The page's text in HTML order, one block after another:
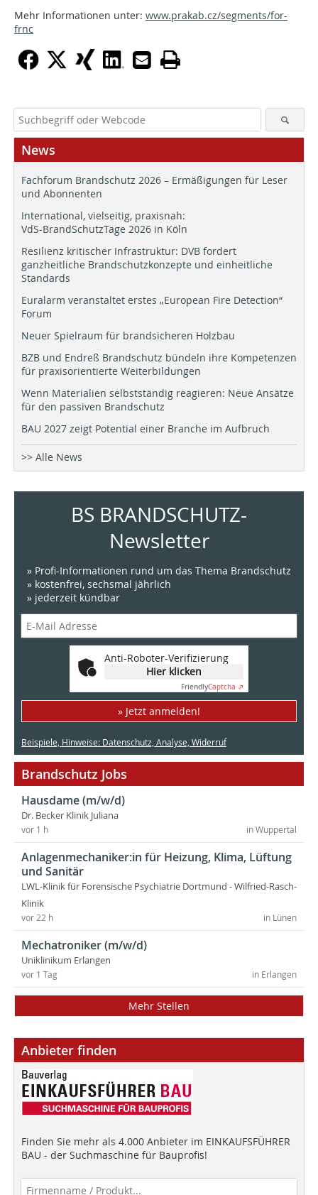
Mehr Informationen unter: www.prakab.cz/segments/for-
frnc
News
Fachforum Brandschutz 2026 – Ermäßigungen für Leser
und Abonnenten
International, vielseitig, praxisnah:
VdS-BrandSchutzTage 2026 in Köln
Resilienz kritischer Infrastruktur: DVB fordert
ganzheitliche Brandschutzkonzepte und einheitliche
Standards
Euralarm veranstaltet erstes „European Fire Detection“
Forum
Neuer Spielraum für brandsicheren Holzbau
BZB und Endreß Brandschutz bündeln ihre Kompetenzen
für praxisorientierte Weiterbildungen
Wenn Materialien selbstständig reagieren: Neue Ansätze
für den passiven Brandschutz
BAU 2027 zeigt Potential einer Branche im Aufbruch
>> Alle News
BS BRANDSCHUTZ-
Newsletter
» Profi-Informationen rund um das Thema Brandschutz
» kostenfrei, sechsmal jährlich
» jederzeit kündbar
Anti-Roboter-Verifizierung
Hier klicken
FriendlyCaptcha ⇗
» Jetzt anmelden!
Beispiele, Hinweise: Datenschutz, Analyse, Widerruf
Brandschutz Jobs
Hausdame (m/w/d)
Dr. Becker Klinik Juliana
in Wuppertal
vor 1 h
Anlagenmechaniker:in für Heizung, Klima, Lüftung
und Sanitär
LWL-Klinik für Forensische Psychiatrie Dortmund - Wilfried-Rasch-
Klinik
in Lünen
vor 22 h
Mechatroniker (m/w/d)
Uniklinikum Erlangen
in Erlangen
vor 1 Tag
Mehr Stellen
Anbieter finden
Finden Sie mehr als 4.000 Anbieter im EINKAUFSFÜHRER
BAU - der Suchmaschine für Bauprofis!